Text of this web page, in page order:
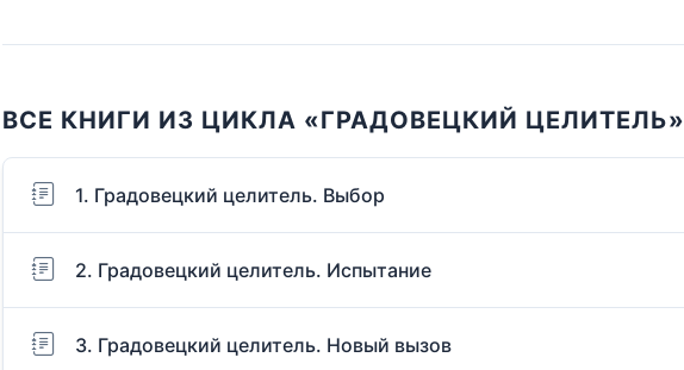
ВСЕ КНИГИ ИЗ ЦИКЛА «ГРАДОВЕЦКИЙ ЦЕЛИТЕЛЬ»
1. Градовецкий целитель. Выбор
2. Градовецкий целитель. Испытание
3. Градовецкий целитель. Новый вызов